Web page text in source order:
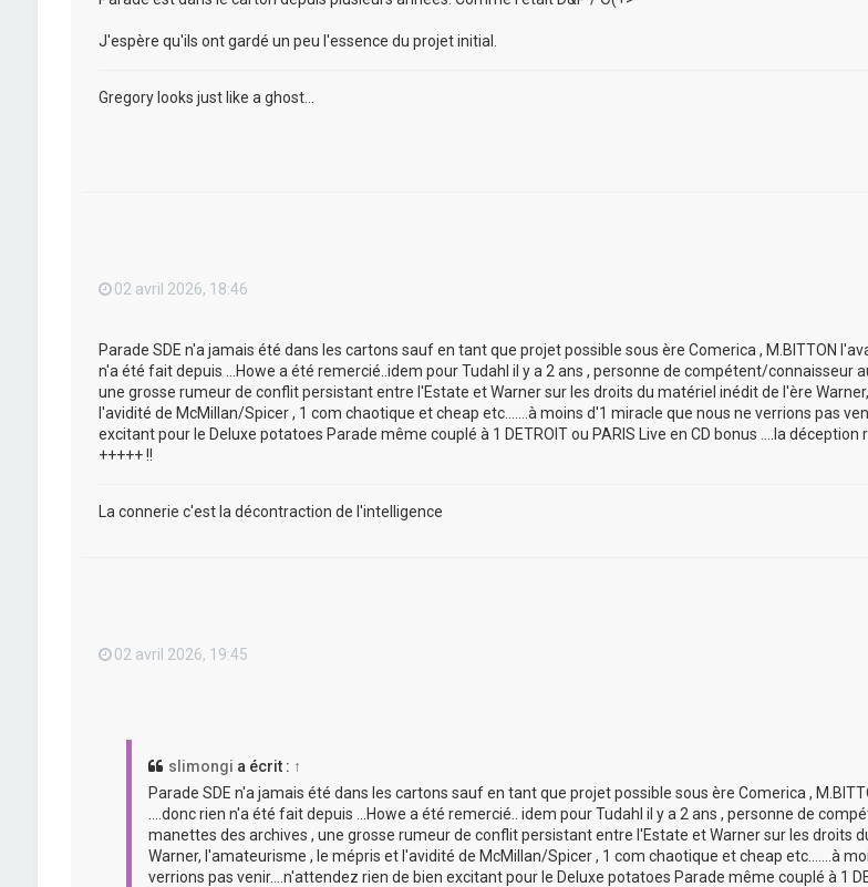
J'espère qu'ils ont gardé un peu l'essence du projet initial.
Gregory looks just like a ghost...
02 avril 2026, 18:46
Parade SDE n'a jamais été dans les cartons sauf en tant que projet possible sous ère Comerica , M.BITTON
n'a été fait depuis ...Howe a été remercié..idem pour Tudahl il y a 2 ans , personne de compétent/connaisseur
une grosse rumeur de conflit persistant entre l'Estate et Warner sur les droits du matériel inédit de l'ère
l'avidité de McMillan/Spicer , 1 com chaotique et cheap etc.......à moins d'1 miracle que nous ne verrions pas
excitant pour le Deluxe potatoes Parade même couplé à 1 DETROIT ou PARIS Live en CD bonus ....la
+++++ !!
La connerie c'est la décontraction de l'intelligence
02 avril 2026, 19:45
slimongi a écrit : ↑
Parade SDE n'a jamais été dans les cartons sauf en tant que projet possible sous ère Comerica ,
....donc rien n'a été fait depuis ...Howe a été remercié.. idem pour Tudahl il y a 2 ans , personne de
manettes des archives , une grosse rumeur de conflit persistant entre l'Estate et Warner sur les droits
Warner, l'amateurisme , le mépris et l'avidité de McMillan/Spicer , 1 com chaotique et cheap etc.......à
verrions pas venir....n'attendez rien de bien excitant pour le Deluxe potatoes Parade même couplé à 1